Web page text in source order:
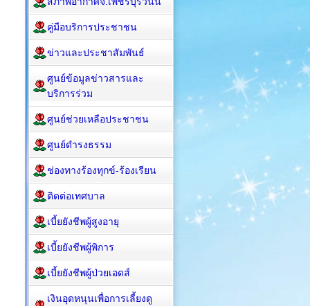
คู่มือบริการประชาชน
ข่าวและประชาสัมพันธ์
ศูนย์ข้อมูลข่าวสารและ
บริการร่วม
ศูนย์ช่วยเหลือประชาชน
ศูนย์ดำรงธรรม
ช่องทางร้องทุกข์-ร้องเรียน
ติดต่อเทศบาล
เบี้ยยังชีพผู้สูงอายุ
เบี้ยยังชีพผู้พิการ
เบี้ยยังชีพผู้ป่วยเอดส์
เงินอุดหนุนเพื่อการเลี้ยงดู